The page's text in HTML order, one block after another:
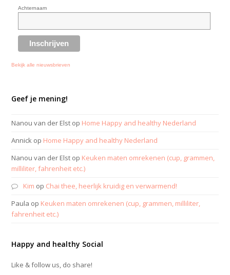
Achternaam
Bekijk alle nieuwsbrieven
Geef je mening!
Nanou van der Elst op Home Happy and healthy Nederland
Annick op Home Happy and healthy Nederland
Nanou van der Elst op Keuken maten omrekenen (cup, grammen,
milliliter, fahrenheit etc.)
Kim op Chai thee, heerlijk kruidig en verwarmend!
Paula op Keuken maten omrekenen (cup, grammen, milliliter,
fahrenheit etc.)
Happy and healthy Social
Like & follow us, do share!